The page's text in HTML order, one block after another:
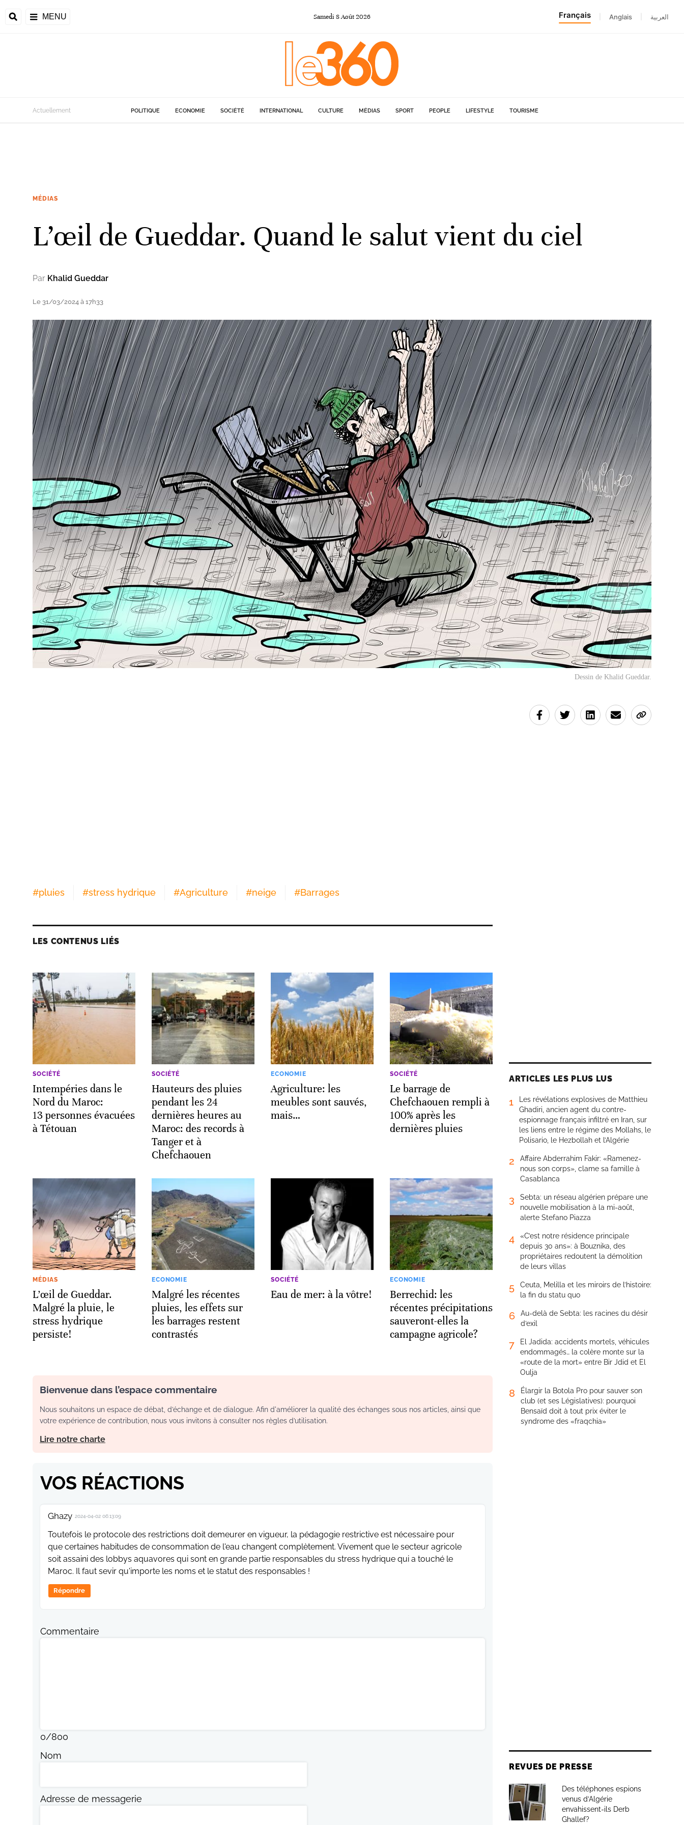
MENU Samedi 8Août2026 Français Anglais العربية
Actuellement POLITIQUE ECONOMIE SOCIÉTÉ INTERNATIONAL CULTURE MÉDIAS SPORT PEOPLE LIFESTYLE TOURISME
MÉDIAS
L’œil de Gueddar. Quand le salut vient du ciel
Par Khalid Gueddar
Le 31/03/2024 à 17h33
Dessin de Khalid Gueddar.
#pluies #stress hydrique #Agriculture #neige #Barrages
LES CONTENUS LIÉS
SOCIÉTÉ
Intempéries dans le
Nord du Maroc:
13 personnes évacuées
à Tétouan
SOCIÉTÉ
Hauteurs des pluies
pendant les 24
dernières heures au
Maroc: des records à
Tanger et à
Chefchaouen
ECONOMIE
Agriculture: les
meubles sont sauvés,
mais…
SOCIÉTÉ
Le barrage de
Chefchaouen rempli à
100% après les
dernières pluies
MÉDIAS
L’œil de Gueddar.
Malgré la pluie, le
stress hydrique
persiste!
ECONOMIE
Malgré les récentes
pluies, les effets sur
les barrages restent
contrastés
SOCIÉTÉ
Eau de mer: à la vôtre!
ECONOMIE
Berrechid: les
récentes précipitations
sauveront-elles la
campagne agricole?
Bienvenue dans l’espace commentaire
Nous souhaitons un espace de débat, d’échange et de dialogue. Afin d'améliorer la qualité des échanges sous nos articles, ainsi que
votre expérience de contribution, nous vous invitons à consulter nos règles d’utilisation.
Lire notre charte
VOS RÉACTIONS
Ghazy 2024-04-02 06:13:09
Toutefois le protocole des restrictions doit demeurer en vigueur, la pédagogie restrictive est nécessaire pour
que certaines habitudes de consommation de l'eau changent complètement. Vivement que le secteur agricole
soit assaini des lobbys aquavores qui sont en grande partie responsables du stress hydrique qui a touché le
Maroc. Il faut sevir qu'importe les noms et le statut des responsables !
Répondre
Commentaire
0/800
Nom
Adresse de messagerie
ARTICLES LES PLUS LUS
1
Les révélations explosives de Matthieu
Ghadiri, ancien agent du contre-
espionnage français infiltré en Iran, sur
les liens entre le régime des Mollahs, le
Polisario, le Hezbollah et l’Algérie
2
Affaire Abderrahim Fakir: «Ramenez-
nous son corps», clame sa famille à
Casablanca
3
Sebta: un réseau algérien prépare une
nouvelle mobilisation à la mi-août,
alerte Stefano Piazza
4
«C’est notre résidence principale
depuis 30 ans»: à Bouznika, des
propriétaires redoutent la démolition
de leurs villas
5
Ceuta, Melilla et les miroirs de l’histoire:
la fin du statu quo
6
Au-delà de Sebta: les racines du désir
d’exil
7
El Jadida: accidents mortels, véhicules
endommagés… la colère monte sur la
«route de la mort» entre Bir Jdid et El
Oulja
8
Élargir la Botola Pro pour sauver son
club (et ses Législatives): pourquoi
Bensaïd doit à tout prix éviter le
syndrome des «fraqchia»
REVUES DE PRESSE
Des téléphones espions
venus d’Algérie
envahissent-ils Derb
Ghallef?